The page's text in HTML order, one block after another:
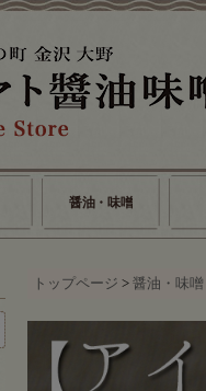
醤油・味噌
トップページ > 醤油・味噌